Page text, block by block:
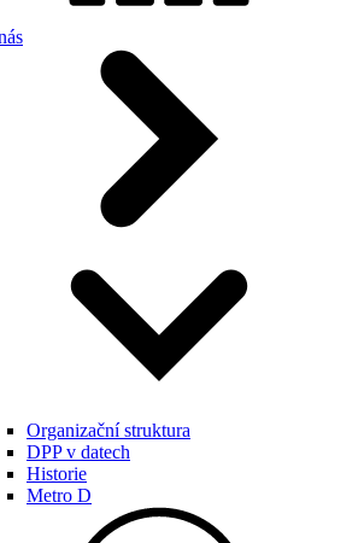
Organizační struktura
DPP v datech
Historie
Metro D